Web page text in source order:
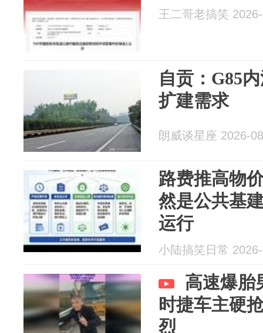
王二哥老搞笑
自贡：G85
扩建需求
朗威谈星座 2026-
路费推高物
然是公共基
运行
小陆搞笑日常
高速爆胎
时捷车主硬
烈